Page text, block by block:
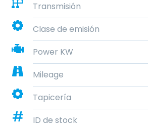
Transmisión
Clase de emisión
Power KW
Mileage
Tapicería
ID de stock